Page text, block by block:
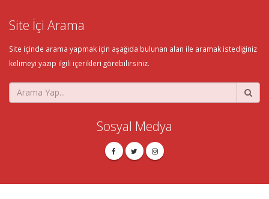
Site İçi Arama
Site içinde arama yapmak için aşağıda bulunan alan ile aramak istediğiniz
kelimeyi yazıp ilgili içerikleri görebilirsiniz.
Sosyal Medya